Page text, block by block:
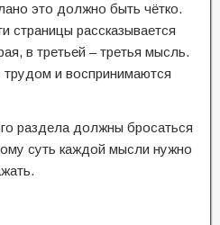
это должно быть чётко.
страницы рассказывается
в третьей – третья мысль.
и воспринимаются
раздела должны бросаться
суть каждой мысли нужно